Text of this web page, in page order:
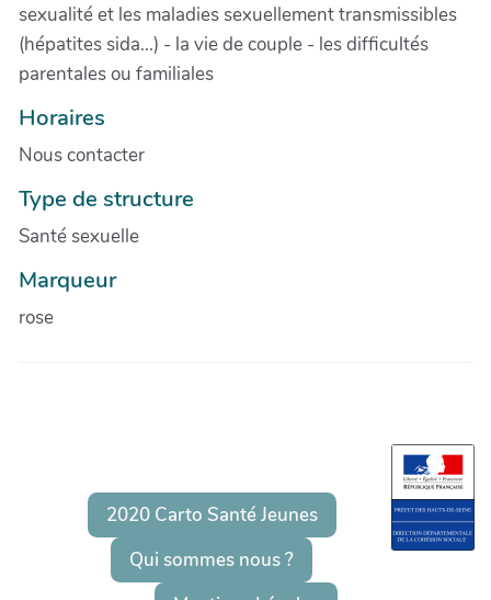
sexualité et les maladies sexuellement transmissibles
(hépatites sida...) - la vie de couple - les difficultés
parentales ou familiales
Horaires
Nous contacter
Type de structure
Santé sexuelle
Marqueur
rose
2020 Carto Santé Jeunes
Qui sommes nous ?